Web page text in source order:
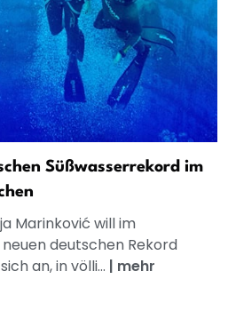
Süßwasserrekord im
Marinković will im
deutschen Rekord
an, in völli... | mehr